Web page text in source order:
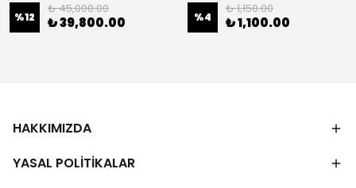
%12
₺ 45,000.00
₺ 39,800.00 %4
₺ 1,150.00
₺ 1,100.00
HAKKIMIZDA
YASAL POLİTİKALAR